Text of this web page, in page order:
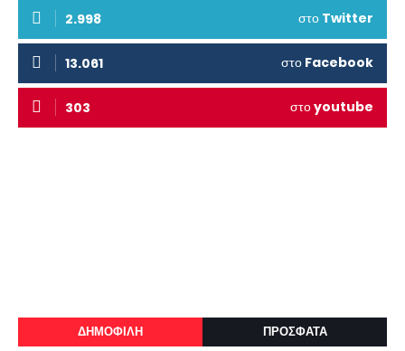
2.998 στο Twitter
13.061 στο Facebook
303 στοyoutube
ΔΗΜΟΦΙΛΗ ΠΡΟΣΦΑΤΑ